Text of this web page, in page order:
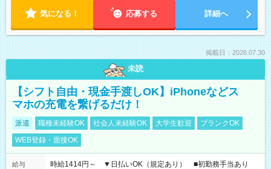
気になる！ 応募する 詳細へ
掲載日：2026.07.30
未読
【シフト自由・現金手渡しOK】iPhoneなどス
マホの充電を繋げるだけ！
派遣 職種未経験OK 社会人未経験OK 大学生歓迎
ブランクOK
WEB登録・面接OK
給与
時給1414円～ ▼日払いOK（規定あり） ■初勤務手当あり